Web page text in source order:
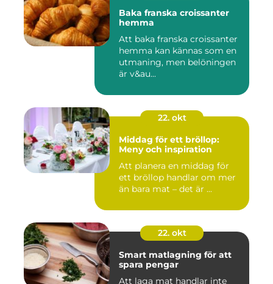
Baka franska croissanter
hemma
Att baka franska croissanter
hemma kan kännas som en
utmaning, men belöningen
är v&au...
22. okt
Middag för ett bröllop:
Meny och inspiration
Att planera en middag för
ett bröllop handlar om mer
än bara mat – det är ...
22. okt
Smart matlagning för att
spara pengar
Att laga mat handlar inte